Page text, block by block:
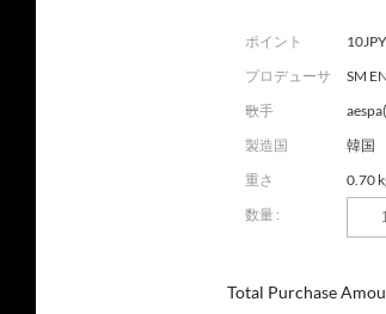
ポイント
10JPY
プロデューサ
ー
SM
歌手
製造国
韓国
重さ
0.70
数量 :
Total Purchase